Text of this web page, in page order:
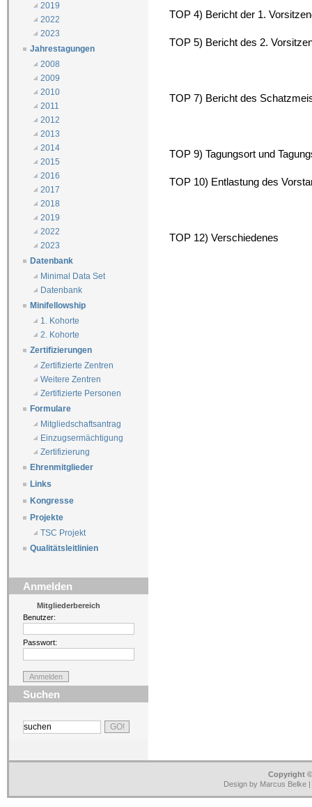
2019
2022
2023
Jahrestagungen
2008
2009
2010
2011
2012
2013
2014
2015
2016
2017
2018
2019
2022
2023
Datenbank
Minimal Data Set
Datenbank
Minifellowship
1. Kohorte
2. Kohorte
Zertifizierungen
Zertifizierte Zentren
Weitere Zentren
Zertifizierte Personen
Formulare
Mitgliedschaftsantrag
Einzugsermächtigung
Zertifizierung
Ehrenmitglieder
Links
Kongresse
Projekte
TSC Projekt
Qualitätsleitlinien
Anmelden
Mitgliederbereich
Benutzer:
Passwort:
Suchen
TOP 4) Bericht der 1.
TOP 5) Bericht des 2.
TOP 7) Bericht des
TOP 9) Tagungsort und
TOP 10) Entlastung des
TOP 12) Verschiedenes
Copyright
Design by Marcus Belke